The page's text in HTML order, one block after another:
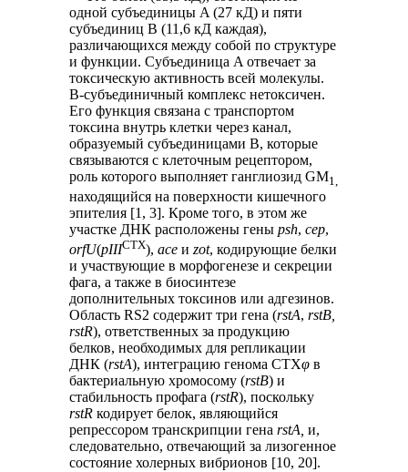
одной субъединицы A (27 кД) и пяти
субъединиц B (11,6 кД каждая),
различающихся между собой по структуре
и функции. Субъединица A отвечает за
токсическую активность всей молекулы.
B-субъединичный комплекс нетоксичен.
Его функция связана с транспортом
токсина внутрь клетки через канал,
образуемый субъединицами B, которые
связываются с клеточным рецептором,
роль которого выполняет ганглиозид GM1,
находящийся на поверхности кишечного
эпителия [1, 3]. Кроме того, в этом же
участке ДНК расположены геныpsh,cep,
orfU(pIIICTX),ace иzot, кодирующие белки
и участвующие в морфогенезе и секреции
фага, а также в биосинтезе
дополнительных токсинов или адгезинов.
Область RS2 содержит три гена (rstA,rstB,
rstR), ответственных за продукцию
белков, необходимых для репликации
ДНК (rstA), интеграцию генома CTXφ в
бактериальную хромосому (rstB) и
стабильность профага (rstR), поскольку
rstR кодирует белок, являющийся
репрессором транскрипции генаrstA, и,
следовательно, отвечающий за лизогенное
состояние холерных вибрионов [10, 20].